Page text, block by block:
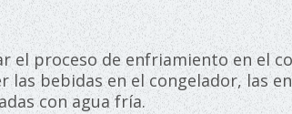
el proceso de enfriamiento en el
las bebidas en el congelador, las
con agua fría.